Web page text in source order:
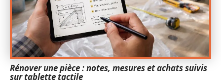
Rénover une pièce : notes, mesures et achats suivis
sur tablette tactile